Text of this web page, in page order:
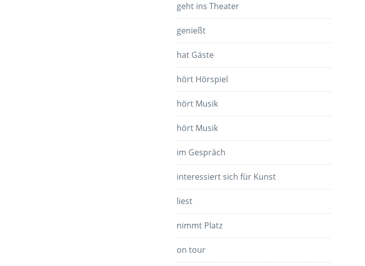
geht ins Theater
genießt
hat Gäste
hört Hörspiel
hört Musik
hört Musik
im Gespräch
interessiert sich für Kunst
liest
nimmt Platz
on tour